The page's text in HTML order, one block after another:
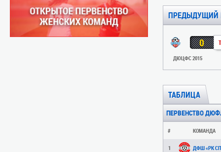
ПРЕДЫДУЩИЙ
0
ДЮЦФС 2015
ТАБЛИЦА
ПЕРВЕНСТВО
# КОМАНДА
1 ДФШ «РК